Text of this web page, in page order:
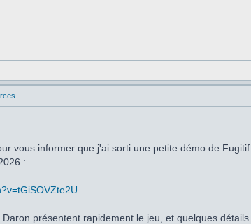
vous informer que j'ai sorti une petite démo de
:
présentent rapidement le jeu, et quelques